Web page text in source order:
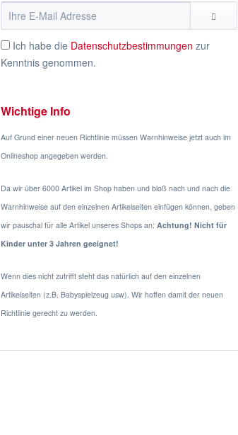
Ich habe die Datenschutzbestimmungen zur
Kenntnis genommen.
Wichtige Info
Auf Grund einer neuen Richtlinie müssen Warnhinweise jetzt auch im
Onlineshop angegeben werden.
Da wir über 6000 Artikel im Shop haben und bloß nach und nach die
Warnhinweise auf den einzelnen Artikelseiten einfügen können, geben
wir pauschal für alle Artikel unseres Shops an: Achtung! Nicht für
Kinder unter 3 Jahren geeignet!
Wenn dies nicht zutrifft steht das natürlich auf den einzelnen
Artikelseiten (z.B. Babyspielzeug usw). Wir hoffen damit der neuen
Richtlinie gerecht zu werden.